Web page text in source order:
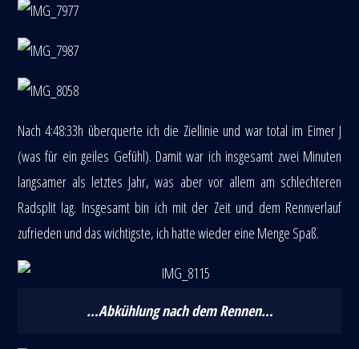
Nach 4:48:33h überquerte ich die Ziellinie und war total im Eimer J
(was für ein geiles Gefühl). Damit war ich insgesamt zwei Minuten
langsamer als letztes Jahr, was aber vor allem am schlechteren
Radsplit lag. Insgesamt bin ich mit der Zeit und dem Rennverlauf
zufrieden und das wichtigste, ich hatte wieder eine Menge Spaß.
…Abkühlung nach dem Rennen…